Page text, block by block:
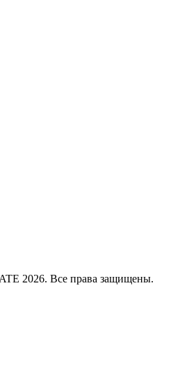
2026. Все права защищены.